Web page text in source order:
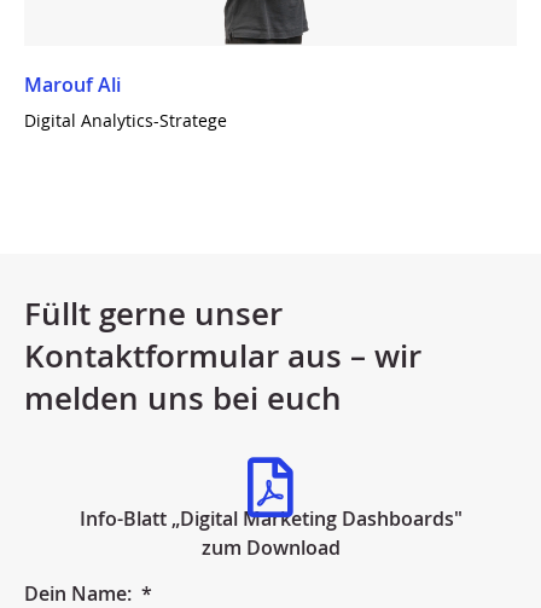
Marouf Ali
Digital Analytics-Stratege
Füllt gerne unser
Kontaktformular aus – wir
melden uns bei euch
Info-Blatt „Digital Marketing Dashboards"
zum Download
Dein Name: *